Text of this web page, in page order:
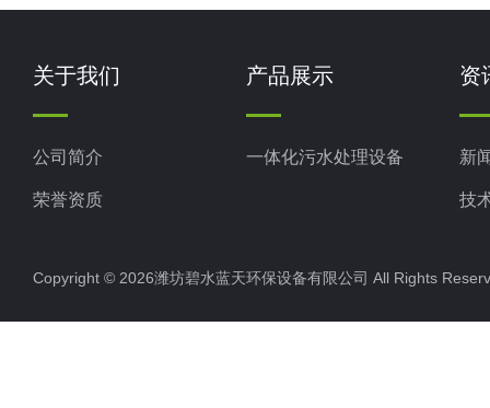
关于我们
公司简介
荣誉资质
产品展示
一体化污水处理设备
资
新
技
Copyright © 2026潍坊碧水蓝天环保设备有限公司 All Rights